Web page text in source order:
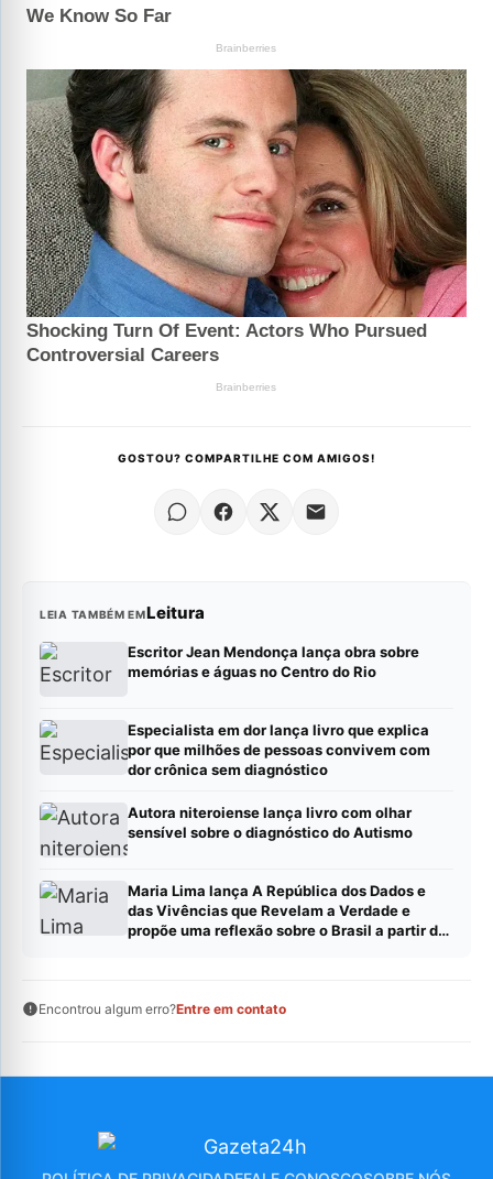
GOSTOU? COMPARTILHE COM AMIGOS!
LEIA TAMBÉM EMLeitura
Escritor Jean Mendonça lança obra sobre
memórias e águas no Centro do Rio
Especialista em dor lança livro que explica
por que milhões de pessoas convivem com
dor crônica sem diagnóstico
Autora niteroiense lança livro com olhar
sensível sobre o diagnóstico do Autismo
Maria Lima lança A República dos Dados e
das Vivências que Revelam a Verdade e
propõe uma reflexão sobre o Brasil a partir de
Encontrou algum erro?Entre em contato